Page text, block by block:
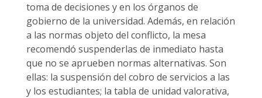
toma de decisiones y en los órganos de
gobierno de la universidad. Además, en relación
a las normas objeto del conflicto, la mesa
recomendó suspenderlas de inmediato hasta
que no se aprueben normas alternativas. Son
ellas: la suspensión del cobro de servicios a las
y los estudiantes; la tabla de unidad valorativa,